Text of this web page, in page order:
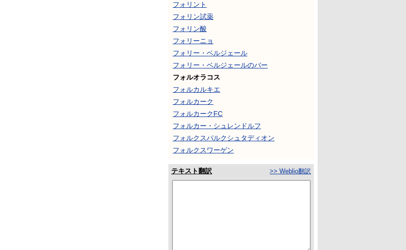
フォリント
フォリン試薬
フォリン酸
フォリーニョ
フォリー・ベルジェール
フォリー・ベルジェールのバー
フォルオラコス
フォルカルキエ
フォルカーク
フォルカークFC
フォルカー・シュレンドルフ
フォルクスパルクシュタディオン
フォルクスワーゲン
テキスト翻訳 >> Weblio翻訳